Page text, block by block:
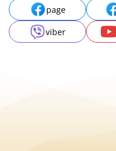
page
viber